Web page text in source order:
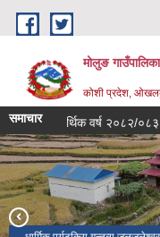
Skip to main content
मोलुङ
कोशी प्रदेश,
समाचारआर्थिक वर्ष २०८२/०८३ को